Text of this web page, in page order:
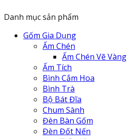
Danh mục sản phẩm
Gốm Gia Dụng
Ấm Chén
Ấm Chén Vẽ Vàng
Ấm Tích
Bình Cắm Hoa
Bình Trà
Bộ Bát Đĩa
Chum Sành
Đèn Bàn Gốm
Đèn Đốt Nến